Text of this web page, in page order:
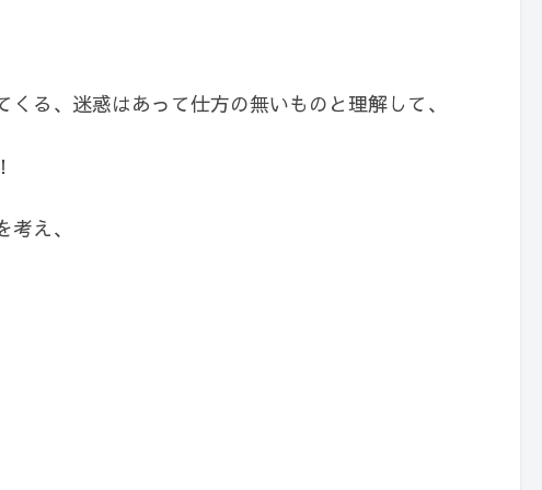
る、迷惑はあって仕方の無いものと理解して、
え、